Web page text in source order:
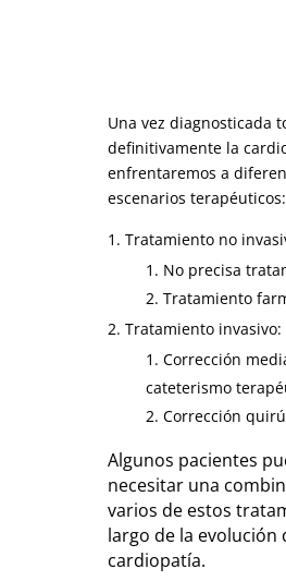
Una vez diagnosticada
definitivamente la
enfrentaremos a
escenarios terapéuticos:
Tratamiento no
No precisa
Tratamiento
Tratamiento invasivo:
Corrección
cateterismo
Corrección
Algunos pacientes
necesitar una
varios de estos
largo de la evolución
cardiopatía.